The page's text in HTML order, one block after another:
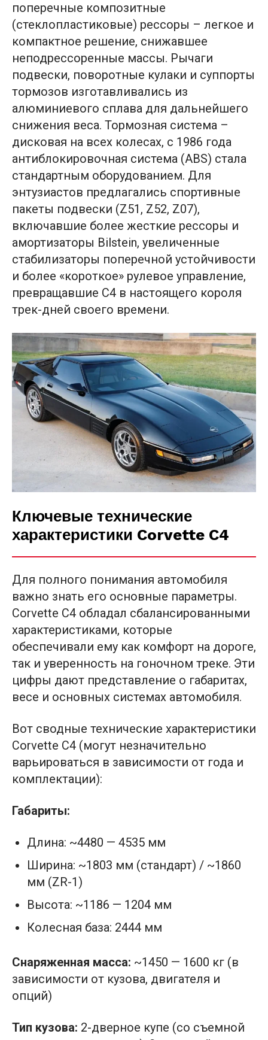
поперечные композитные
(стеклопластиковые) рессоры – легкое и
компактное решение, снижавшее
неподрессоренные массы. Рычаги
подвески, поворотные кулаки и суппорты
тормозов изготавливались из
алюминиевого сплава для дальнейшего
снижения веса. Тормозная система –
дисковая на всех колесах, с 1986 года
антиблокировочная система (ABS) стала
стандартным оборудованием. Для
энтузиастов предлагались спортивные
пакеты подвески (Z51, Z52, Z07),
включавшие более жесткие рессоры и
амортизаторы Bilstein, увеличенные
стабилизаторы поперечной устойчивости
и более «короткое» рулевое управление,
превращавшие C4 в настоящего короля
трек-дней своего времени.
Ключевые технические
характеристики Corvette C4
Для полного понимания автомобиля
важно знать его основные параметры.
Corvette C4 обладал сбалансированными
характеристиками, которые
обеспечивали ему как комфорт на дороге,
так и уверенность на гоночном треке. Эти
цифры дают представление о габаритах,
весе и основных системах автомобиля.
Вот сводные технические характеристики
Corvette C4 (могут незначительно
варьироваться в зависимости от года и
комплектации):
Габариты:
Длина: ~4480 — 4535 мм
Ширина: ~1803 мм (стандарт) / ~1860
мм (ZR-1)
Высота: ~1186 — 1204 мм
Колесная база: 2444 мм
Снаряженная масса: ~1450 — 1600 кг (в
зависимости от кузова, двигателя и
опций)
Тип кузова: 2-дверное купе (со съемной